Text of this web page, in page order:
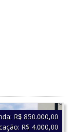
R$ 850.000,00
R$ 4.000,00